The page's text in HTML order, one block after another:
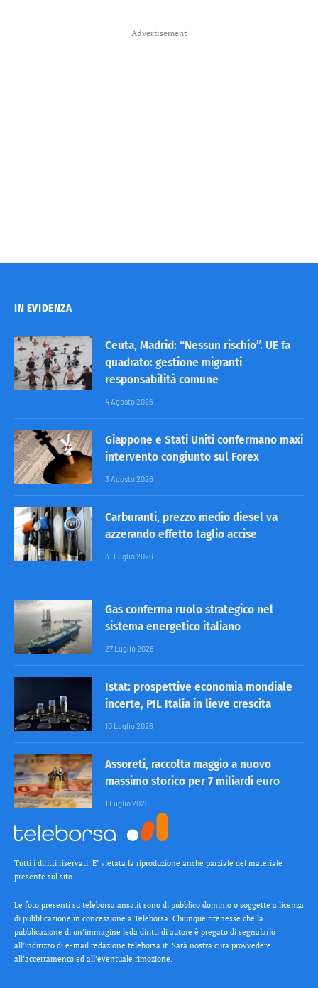
Advertisement
IN EVIDENZA
Ceuta, Madrid: “Nessun rischio”. UE fa
quadrato: gestione migranti
responsabilità comune
4 Agosto 2026
Giappone e Stati Uniti confermano maxi
intervento congiunto sul Forex
3 Agosto 2026
Carburanti, prezzo medio diesel va
azzerando effetto taglio accise
31 Luglio 2026
Gas conferma ruolo strategico nel
sistema energetico italiano
27 Luglio 2026
Istat: prospettive economia mondiale
incerte, PIL Italia in lieve crescita
10 Luglio 2026
Assoreti, raccolta maggio a nuovo
massimo storico per 7 miliardi euro
1 Luglio 2026
Tutti i diritti riservati. E’ vietata la riproduzione anche parziale del materiale
presente sul sito.
Le foto presenti su teleborsa.ansa.it sono di pubblico dominio o soggette a licenza
di pubblicazione in concessione a Teleborsa. Chiunque ritenesse che la
pubblicazione di un’immagine leda diritti di autore è pregato di segnalarlo
all’indirizzo di e-mail redazione teleborsa.it. Sarà nostra cura provvedere
all’accertamento ed all’eventuale rimozione.